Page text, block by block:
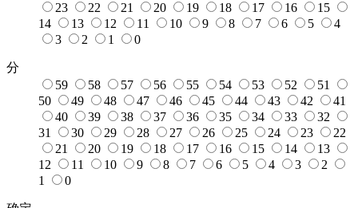
23
22 21 20 19 18 17 16
15
14
13 12 11 10 9 8 7 6 5
4
3
2 1 0
分
59
58 57 56 55 54 53 52
51
50
49 48 47 46 45 44 43 42
41
40
39 38 37 36 35 34 33
32
31
30 29 28 27 26 25 24 23
22
21
20 19 18 17 16 15 14
13
12
11 10 9 8 7 6 5 4 3
2
1
0